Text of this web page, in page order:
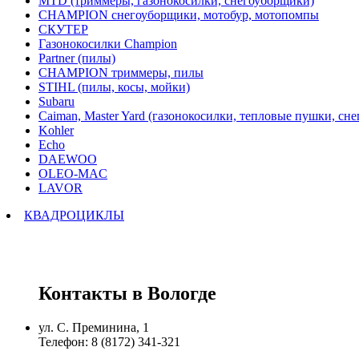
CHAMPION снегоуборщики, мотобур, мотопомпы
СКУТЕР
Газонокосилки Champion
Partner (пилы)
CHAMPION триммеры, пилы
STIHL (пилы, косы, мойки)
Subaru
Caiman, Master Yard (газонокосилки, тепловые пушки,
Kohler
Echo
DAEWOO
OLEO-MAC
LAVOR
КВАДРОЦИКЛЫ
Контакты в Вологде
ул. С. Преминина, 1
Телефон: 8 (8172) 341-321